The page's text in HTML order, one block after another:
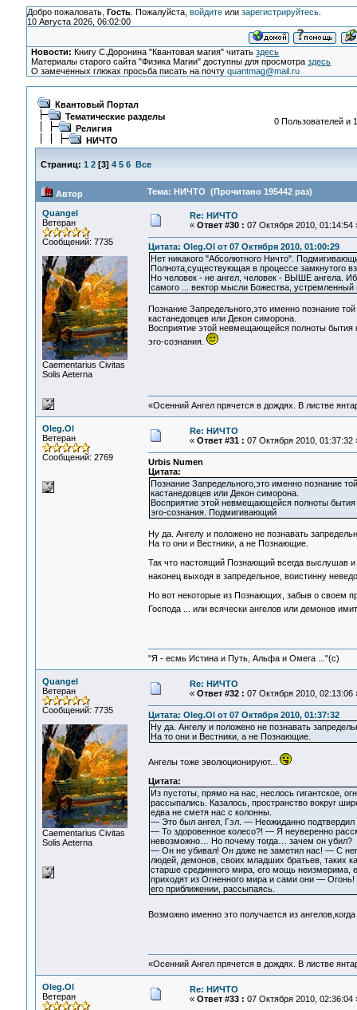
Добро пожаловать, Гость. Пожалуйста, войдитеили зарегистрируйтесь.
10 Августа 2026, 06:02:00
Новости: Книгу С.Доронина "Квантовая магия" читатьздесь
Материалы старого сайта "Физика Магии" доступны для просмотраздесь
О замеченных глюках просьба писать на почтуquantmag@mail.ru
Квантовый Портал
Тематические разделы
Религия
НИЧТО
0 Пользователей и
Страниц: 1 2[3] 4 5 6 Все
Автор Тема: НИЧТО (Прочитано 195442 раз)
Quangel
Ветеран
Сообщений: 7735
Сaementarius Civitas
Solis Aeterna
Re: НИЧТО
« Ответ #30 : 07 Октября 2010, 01:14:54
Цитата: Oleg.Ol от 07 Октября 2010, 01:00:29
Нет никакого "Абсолютного Ничто".
Полнота,существующая в процессе замкнутого
Но человек - не ангел, человек - ВЫШЕ ангела.
самого ... вектор мысли Божества, устремленный
Познание Запредельного,это именно познание
кастанедовцев или Декон симорона.
Восприятие этой невмещающейся полноты бытия
эго-сознания.
«Осенний Ангел прячется в дождях. В листве
Oleg.Ol
Ветеран
Сообщений: 2769
Re: НИЧТО
« Ответ #31 : 07 Октября 2010, 01:37:32
Urbis Numen
Цитата:
Познание Запредельного,это именно познание
кастанедовцев или Декон симорона.
Восприятие этой невмещающейся полноты бытия
эго-сознания. Подмигивающий
Ну да. Ангелу и положено не познавать
На то они и Вестники, а не Познающие.
Так что настоящий Познающий всегда выслушав и
наконец выходя в запредельное, воистинну
Но вот некоторые из Познающих, забыв о своем
Господа ... или всячески ангелов или демонов
"Я - есмь Истина и Путь, Альфа и Омега ..."(с)
Quangel
Ветеран
Сообщений: 7735
Сaementarius Civitas
Solis Aeterna
Re: НИЧТО
« Ответ #32 : 07 Октября 2010, 02:13:06
Цитата: Oleg.Ol от 07 Октября 2010, 01:37:32
Ну да. Ангелу и положено не познавать
На то они и Вестники, а не Познающие.
Ангелы тоже эволюционируют...
Цитата:
Из пустоты, прямо на нас, неслось гигантское,
рассыпались. Казалось, пространство вокруг
едва не сметя нас с колонны.
— Это был ангел, Гэл. — Неожиданно
— То здоровенное колесо?! — Я неуверенно
невозможно… Но почему тогда… зачем он убил?
— Он не убивал! Он даже не заметил нас! — С
людей, демонов, своих младших братьев, таких
старше срединного мира, его мощь неизмерима,
приходят из Огненного мира и сами они —
его приближении, рассыпаясь.
Возможно именно это получается из
«Осенний Ангел прячется в дождях. В листве
Oleg.Ol
Ветеран
Re: НИЧТО
« Ответ #33 : 07 Октября 2010, 02:36:04